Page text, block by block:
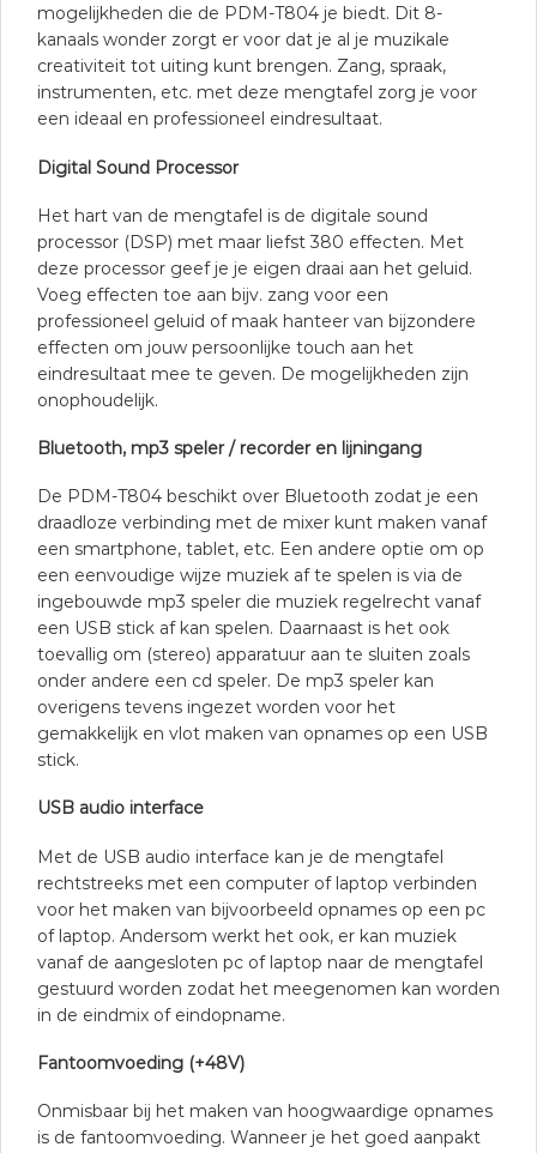
mogelijkheden die de PDM-T804 je biedt. Dit 8-
kanaals wonder zorgt er voor dat je al je muzikale
creativiteit tot uiting kunt brengen. Zang, spraak,
instrumenten, etc. met deze mengtafel zorg je voor
een ideaal en professioneel eindresultaat.
Digital Sound Processor
Het hart van de mengtafel is de digitale sound
processor (DSP) met maar liefst 380 effecten. Met
deze processor geef je je eigen draai aan het geluid.
Voeg effecten toe aan bijv. zang voor een
professioneel geluid of maak hanteer van bijzondere
effecten om jouw persoonlijke touch aan het
eindresultaat mee te geven. De mogelijkheden zijn
onophoudelijk.
Bluetooth, mp3 speler / recorder en lijningang
De PDM-T804 beschikt over Bluetooth zodat je een
draadloze verbinding met de mixer kunt maken vanaf
een smartphone, tablet, etc. Een andere optie om op
een eenvoudige wijze muziek af te spelen is via de
ingebouwde mp3 speler die muziek regelrecht vanaf
een USB stick af kan spelen. Daarnaast is het ook
toevallig om (stereo) apparatuur aan te sluiten zoals
onder andere een cd speler. De mp3 speler kan
overigens tevens ingezet worden voor het
gemakkelijk en vlot maken van opnames op een USB
stick.
USB audio interface
Met de USB audio interface kan je de mengtafel
rechtstreeks met een computer of laptop verbinden
voor het maken van bijvoorbeeld opnames op een pc
of laptop. Andersom werkt het ook, er kan muziek
vanaf de aangesloten pc of laptop naar de mengtafel
gestuurd worden zodat het meegenomen kan worden
in de eindmix of eindopname.
Fantoomvoeding (+48V)
Onmisbaar bij het maken van hoogwaardige opnames
is de fantoomvoeding. Wanneer je het goed aanpakt